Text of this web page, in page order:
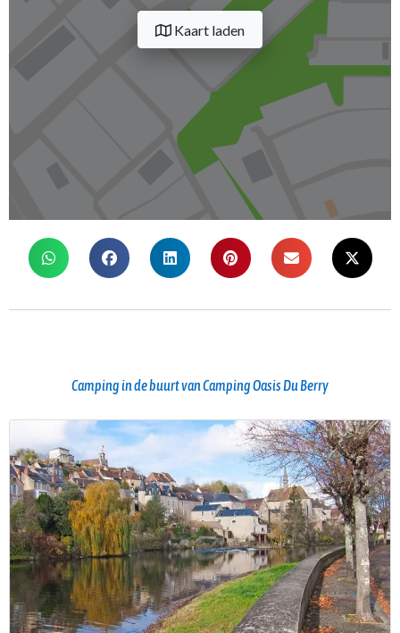
Kaart laden
Camping in de buurt van Camping Oasis Du Berry